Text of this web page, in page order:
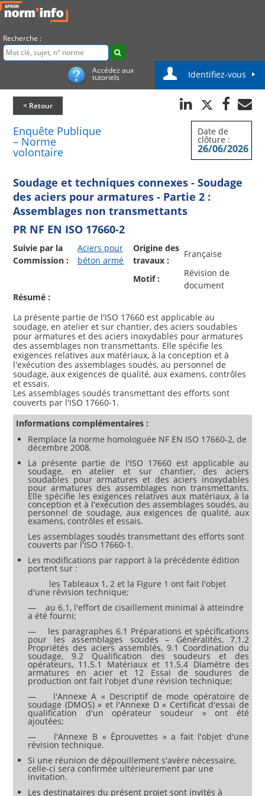
Recherche :
Accédez aux
tutoriels Identifiez-vous
< Retour
Enquête Publique
– Norme
volontaire
Date de
clôture :
26/06/2026
Soudage et techniques connexes - Soudage
des aciers pour armatures - Partie 2 :
Assemblages non transmettants
PR NF EN ISO 17660-2
Suivie par la
Commission :
Aciers pour
béton armé
Origine des
travaux :
Française
Motif :
Révision de
document
Résumé :
La présente partie de l'ISO 17660 est applicable au
soudage, en atelier et sur chantier, des aciers soudables
pour armatures et des aciers inoxydables pour armatures
des assemblages non transmettants. Elle spécifie les
exigences relatives aux matériaux, à la conception et à
l'exécution des assemblages soudés, au personnel de
soudage, aux exigences de qualité, aux examens, contrôles
et essais.
Les assemblages soudés transmettant des efforts sont
Informations complémentaires :
Remplace la norme homologuée NF EN ISO 17660-2, de
décembre 2008.
La présente partie de l'ISO 17660 est applicable au
soudage, en atelier et sur chantier, des aciers
soudables pour armatures et des aciers inoxydables
pour armatures des assemblages non transmettants.
Elle spécifie les exigences relatives aux matériaux, à la
conception et à l'exécution des assemblages soudés, au
personnel de soudage, aux exigences de qualité, aux
examens, contrôles et essais.
Les assemblages soudés transmettant des efforts sont
couverts par l'ISO 17660-1.
Les modifications par rapport à la précédente édition
portent sur :
les Tableaux 1, 2 et la Figure 1 ont fait l'objet
d'une révision technique;
— au 6.1, l'effort de cisaillement minimal à atteindre
a été fourni;
— les paragraphes 6.1 Préparations et spécifications
pour les assemblages soudés – Généralités, 7.1.2
Propriétés des aciers assemblés, 9.1 Coordination du
soudage, 9.2 Qualification des soudeurs et des
opérateurs, 11.5.1 Matériaux et 11.5.4 Diamètre des
armatures en acier et 12 Essai de soudures de
production ont fait l'objet d'une révision technique;
— l'Annexe A « Descriptif de mode opératoire de
soudage (DMOS) » et l'Annexe D « Certificat d'essai de
qualification d'un opérateur soudeur » ont été
ajoutées;
— l'Annexe B « Éprouvettes » a fait l'objet d'une
révision technique.
Si une réunion de dépouillement s'avère nécessaire,
celle-ci sera confirmée ultérieurement par une
invitation.
Les destinataires du présent projet sont invités à